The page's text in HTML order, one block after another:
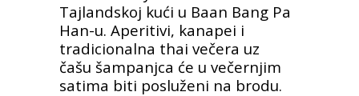
Tajlandskoj kući u Baan Bang Pa
Han-u. Aperitivi, kanapei i
tradicionalna thai večera uz
čašu šampanjca će u večernjim
satima biti posluženi na brodu.